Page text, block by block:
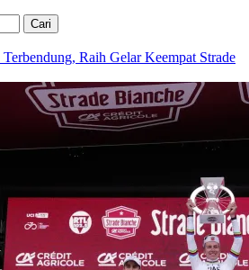
Raih Gelar Keempat Strade